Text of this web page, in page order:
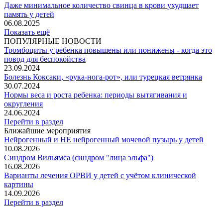
Даже минимальное количество свинца в крови ухудшает
память у детей
06.08.2025
Показать ещё
ПОПУЛЯРНЫЕ НОВОСТИ
Тромбоциты у ребенка повышены или понижены - когда это
повод для беспокойства
23.09.2024
Болезнь Коксаки, «рука-нога-рот», или турецкая ветрянка
30.07.2024
Нормы веса и роста ребенка: периоды вытягивания и
округления
24.06.2024
Перейти в раздел
Ближайшие мероприятия
Нейрогенный и НЕ нейрогенный мочевой пузырь у детей
10.08.2026
Синдром Вильямса (синдром "лица эльфа")
16.08.2026
Варианты лечения ОРВИ у детей с учётом клинической
картины
14.09.2026
Перейти в раздел